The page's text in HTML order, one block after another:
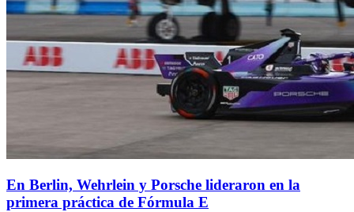
En Berlin, Wehrlein y Porsche lideraron en la
primera práctica de Fórmula E